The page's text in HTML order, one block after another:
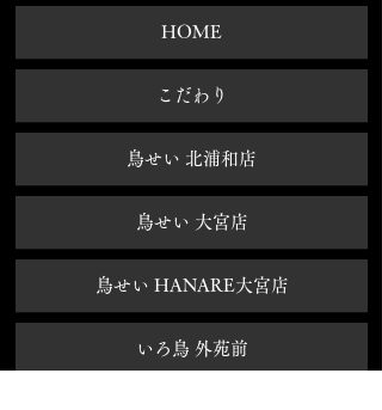
HOME
​こだわり
鳥せい 北浦和店
鳥せい 大宮店
鳥せい HANARE大宮店
いろ鳥 外苑前